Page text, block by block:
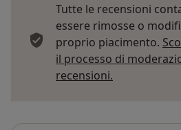
Tutte le recensioni
essere rimosse o
proprio piacimento.
il processo di
recensioni.